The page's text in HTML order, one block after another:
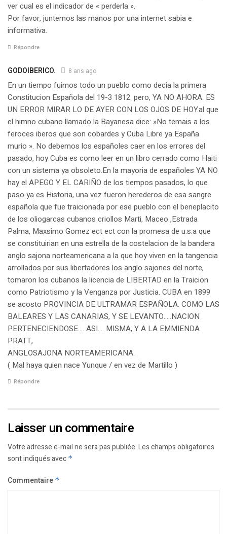
ver cual es el indicador de « perderla ».
Por favor, juntemos las manos por una internet sabia e
informativa.
Répondre
GODOIBERICO. 8 ans ago
En un tiempo fuimos todo un pueblo como decia la primera
Constitucion Española del 19-3 1812. pero, YA NO AHORA. ES
UN ERROR MIRAR LO DE AYER CON LOS OJOS DE HOY.al que
el himno cubano llamado la Bayanesa dice: »No temais a los
feroces iberos que son cobardes y Cuba Libre ya España
murio ». No debemos los españoles caer en los errores del
pasado, hoy Cuba es como leer en un libro cerrado como Haiti
con un sistema ya obsoleto.En la mayoria de españoles YA NO
hay el APEGO Y EL CARIÑO de los tiempos pasados, lo que
paso ya es Historia, una vez fueron herederos de esa sangre
española que fue traicionada por ese pueblo con el beneplacito
de los oliogarcas cubanos criollos Marti, Maceo ,Estrada
Palma, Maxsimo Gomez ect ect con la promesa de u.s.a que
se constituirian en una estrella de la costelacion de la bandera
anglo sajona norteamericana a la que hoy viven en la tangencia
arrollados por sus libertadores los anglo sajones del norte,
tomaron los cubanos la licencia de LIBERTAD en la Traicion
como Patriotismo y la Venganza por Justicia. CUBA en 1899
se acosto PROVINCIA DE ULTRAMAR ESPAÑOLA. COMO LAS
BALEARES Y LAS CANARIAS, Y SE LEVANTO…..NACION
PERTENECIENDOSE…. ASI…. MISMA, Y A LA EMMIENDA
PRATT,
ANGLOSAJONA NORTEAMERICANA.
( Mal haya quien nace Yunque / en vez de Martillo )
Répondre
Laisser un commentaire
Votre adresse e-mail ne sera pas publiée.Les champs obligatoires
sont indiqués avec *
Commentaire *